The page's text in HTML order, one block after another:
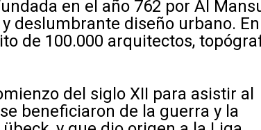
en el año 762 por Al
deslumbrante diseño urbano.
de 100.000 arquitectos,
del siglo XII para asistir al
beneficiaron de la guerra y la